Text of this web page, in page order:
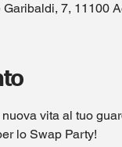
7, 11100
vita al tuo
lo Swap Party!